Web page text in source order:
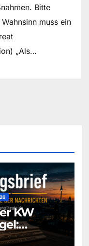
Bitte
muss ein
„Als…
KW
de]